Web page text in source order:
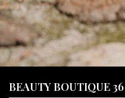
BEAUTY BOUTIQUE 36